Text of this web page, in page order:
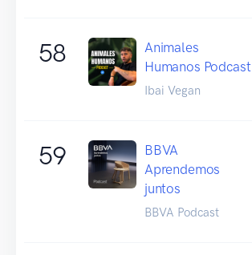
58
Animales
Humanos Podcast
Ibai Vegan
59
BBVA
Aprendemos
juntos
BBVA Podcast